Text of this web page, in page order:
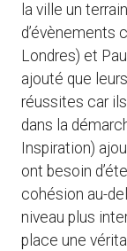
la ville un
d’évènements
Londres) et
ajouté que
réussites car
dans la
Inspiration)
ont besoin
cohésion au-
niveau plus
place une